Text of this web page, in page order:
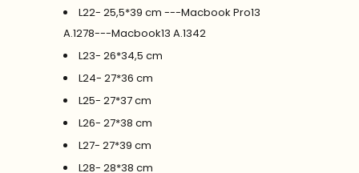
L22- 25,5*39 cm ---Macbook Pro13
A.1278---Macbook13 A.1342
L23- 26*34,5 cm
L24- 27*36 cm
L25- 27*37 cm
L26- 27*38 cm
L27- 27*39 cm
L28- 28*38 cm